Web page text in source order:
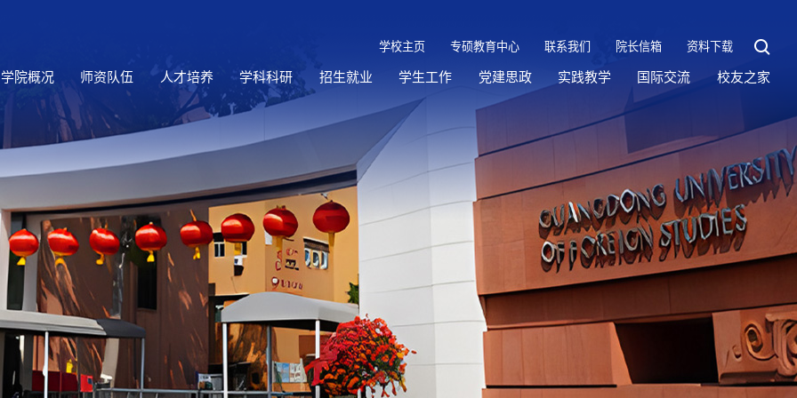
学校主页 专硕教育中心 联系我们 院长信箱 资料下载
学院概况 师资队伍 人才培养 学科科研 招生就业 学生工作 党建思政 实践教学 国际交流 校友之家